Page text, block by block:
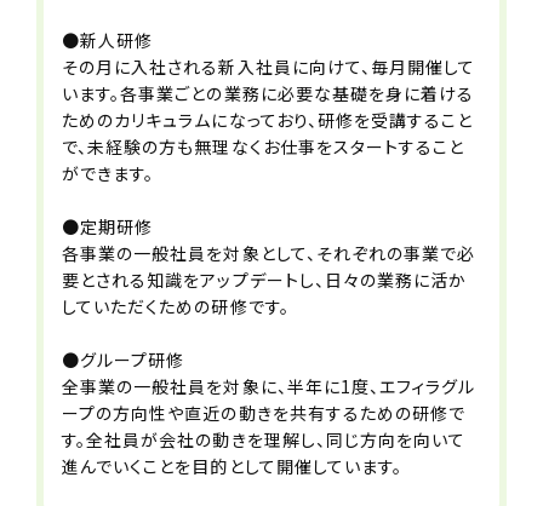
受動喫煙防止措置事項
全社全面禁煙
試用期間
6ヶ月（条件変更なし）
契約期間
無期
※定年66歳
休日・休暇
«年間休120日以上休み»
■シフト制／月8～10日休み
※希望休あり
■職種別特別休暇（13日間）
●新人研修
その月に入社される新入社員に向けて、毎月開催して
います。各事業ごとの業務に必要な基礎を身に着ける
ためのカリキュラムになっており、研修を受講すること
で、未経験の方も無理なくお仕事をスタートすること
ができます。
●定期研修
各事業の一般社員を対象として、それぞれの事業で必
要とされる知識をアップデートし、日々の業務に活か
していただくための研修です。
●グループ研修
全事業の一般社員を対象に、半年に1度、エフィラグル
ープの方向性や直近の動きを共有するための研修で
す。全社員が会社の動きを理解し、同じ方向を向いて
進んでいくことを目的として開催しています。